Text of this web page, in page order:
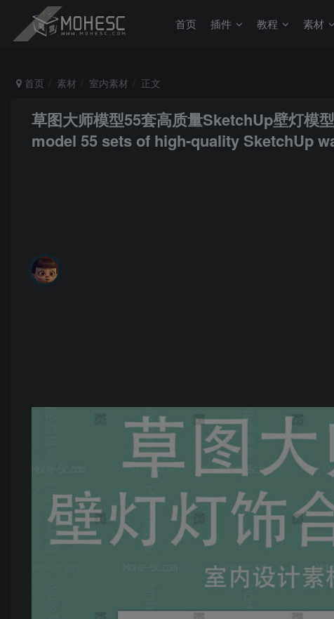
首页 插件 教程 素材
首页 素材 室内素材 正文
草图大师模型55套高质量SketchUp壁灯模
model 55 sets of high-quality SketchUp